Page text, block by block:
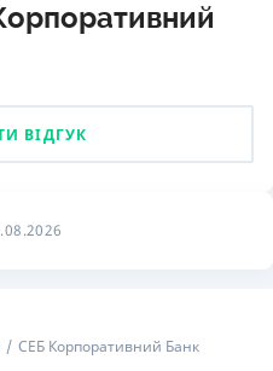
ВІДГУК
СЕБ Корпоративний Банк